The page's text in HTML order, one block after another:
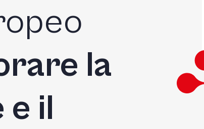
la
e il